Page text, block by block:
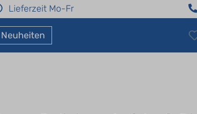
Lieferzeit Mo-Fr
Neuheiten